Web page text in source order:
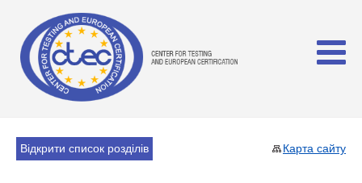
Карта сайту
Відкрити список розділів